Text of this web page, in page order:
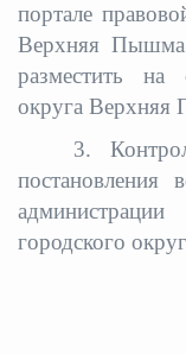
портале
Верхняя
разместить на
округа
3.
постановления
городского